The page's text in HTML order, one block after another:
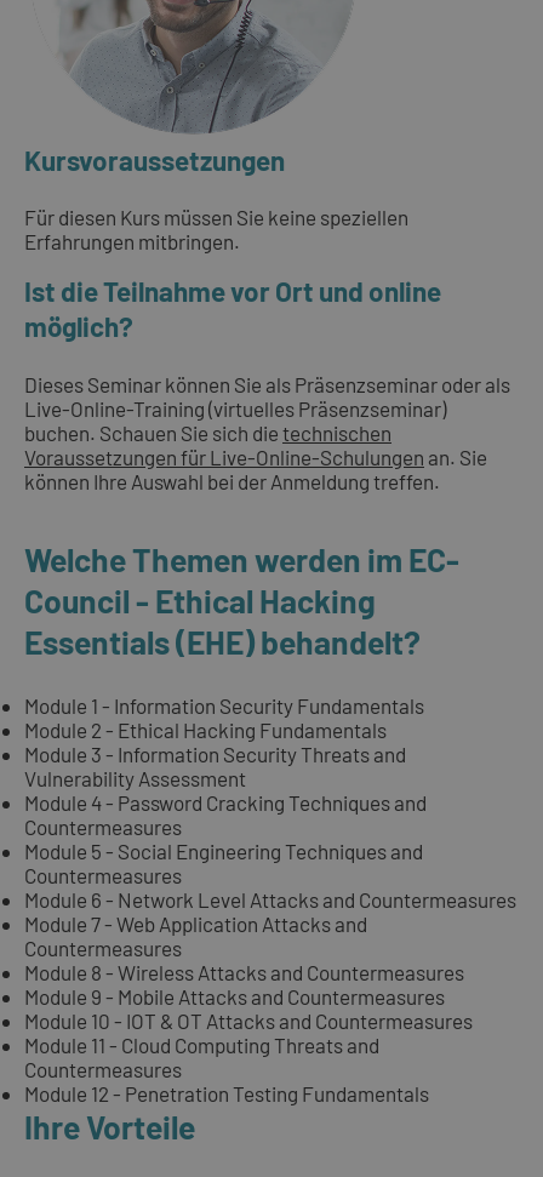
Kursvoraussetzungen
Für diesen Kurs müssen Sie keine speziellen
Erfahrungen mitbringen.
Ist die Teilnahme vor Ort und online
möglich?
Dieses Seminar können Sie als Präsenzseminar oder als
Live-Online-Training (virtuelles Präsenzseminar)
buchen. Schauen Sie sich die technischen
Voraussetzungen für Live-Online-Schulungen an. Sie
können Ihre Auswahl bei der Anmeldung treffen.
Welche Themen werden im EC-
Council - Ethical Hacking
Essentials (EHE) behandelt?
Module 1 - Information Security Fundamentals
Module 2 - Ethical Hacking Fundamentals
Module 3 - Information Security Threats and
Vulnerability Assessment
Module 4 - Password Cracking Techniques and
Countermeasures
Module 5 - Social Engineering Techniques and
Countermeasures
Module 6 - Network Level Attacks and Countermeasures
Module 7 - Web Application Attacks and
Countermeasures
Module 8 - Wireless Attacks and Countermeasures
Module 9 - Mobile Attacks and Countermeasures
Module 10 - IOT & OT Attacks and Countermeasures
Module 11 - Cloud Computing Threats and
Countermeasures
Module 12 - Penetration Testing Fundamentals
Ihre Vorteile